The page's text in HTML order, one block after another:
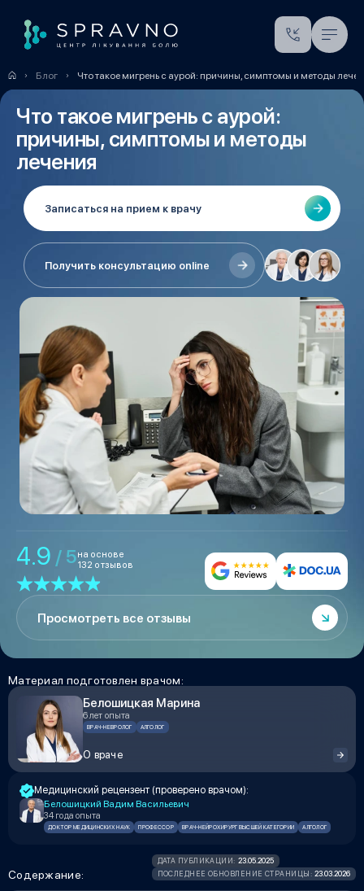
Блог Что такое мигрень с аурой: причины, симптомы и методы
Что такое мигрень с аурой:
причины, симптомы и методы
лечения
Записаться на прием к врачу
Получить консультацию online
4.9 / 5на основе
132 отзывов
Просмотреть все отзывы
Материал подготовлен врачом:
Белошицкая Марина
6 лет опыта
ВРАЧ-НЕВРОЛОГ АЛГОЛОГ
О враче
Медицинский рецензент (проверено врачом):
Белошицкий Вадим Васильевич
34 года опыта
ДОКТОР МЕДИЦИНСКИХ НАУК ПРОФЕССОР ВРАЧ-НЕЙРОХИРУРГ ВЫСШЕЙ КАТЕГОРИИ АЛГОЛОГ
Содержание:
ДАТА ПУБЛИКАЦИИ: 23.05.2025
ПОСЛЕДНЕЕ ОБНОВЛЕНИЕ СТРАНИЦЫ: 23.03.2026